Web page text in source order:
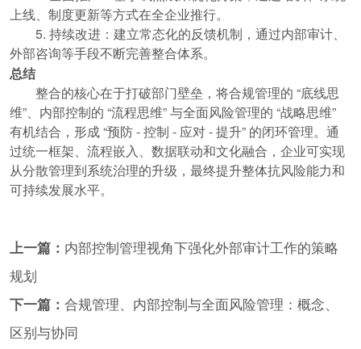
上线、制度更新等方式在全企业推行。
5. 持续改进：建立常态化的反馈机制，通过内部审计、
外部咨询等手段不断完善整合体系。
总结
整合的核心在于打破部门壁垒，将合规管理的 “底线思
维”、内部控制的 “流程思维” 与全面风险管理的 “战略思维”
有机结合，形成 “预防 - 控制 - 应对 - 提升” 的闭环管理。通
过统一框架、流程嵌入、数据联动和文化融合，企业可实现
从分散管理到系统治理的升级，最终提升整体抗风险能力和
可持续发展水平。
上一篇： 内部控制管理视角下强化外部审计工作的策略
规划
下一篇： 合规管理、内部控制与全面风险管理：概念、
区别与协同